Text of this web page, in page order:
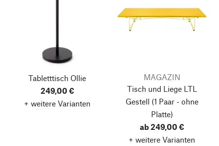
Tabletttisch Ollie
249,00 €
+ weitere Varianten
MAGAZIN
Tisch und Liege LTL
Gestell (1 Paar - ohne
Platte)
ab 249,00 €
+ weitere Varianten